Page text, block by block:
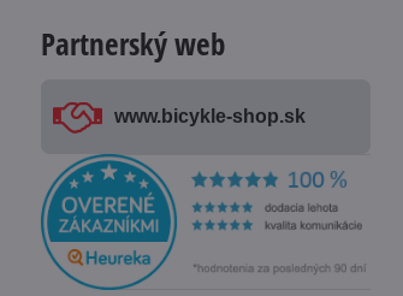
Partnerský web
www​.bicykle-shop​.sk